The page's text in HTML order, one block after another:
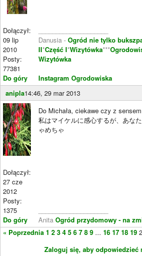
Dołączył:
09 lip
2010
Posty:
77381
Do góry
Danusia - Ogród nie tylko
II*Część I*Wizytówka***
Wizytówka
Instagram Ogrodowiska
anipla14:46, 29 mar 2013
Dołączył:
27 cze
2012
Posty:
1375
Do góry
Do Michała, ciekawe czy z
私はマイケルに感心するが、あな
ゃめちゃ
Anita Ogród przydomowy - na
« Poprzednia 1 2 3 4 5 6 7 8 9 ... 16 17 18 19
Zaloguj się, aby odpowiedzieć